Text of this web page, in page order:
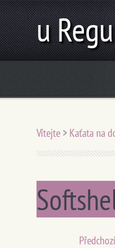
u
Vítejte > Kaťata na
Předchozí